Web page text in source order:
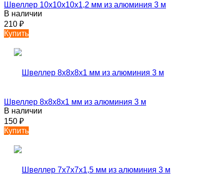
Швеллер 10х10х10х1,2 мм из алюминия 3 м
В наличии
210 ₽
Купить
Швеллер 8х8х8х1 мм из алюминия 3 м
В наличии
150 ₽
Купить